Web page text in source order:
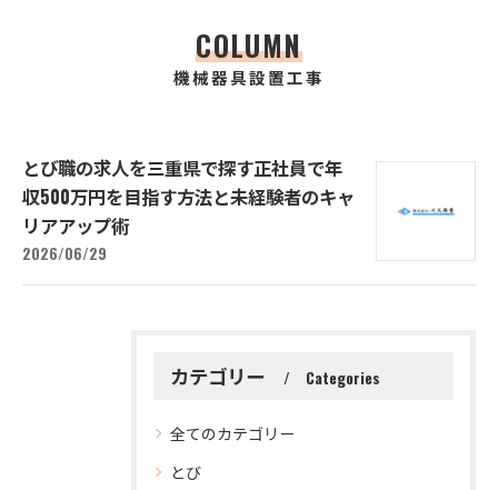
COLUMN
機械器具設置工事
とび職の求人を三重県で探す正社員で年
収500万円を目指す方法と未経験者のキャ
リアアップ術
2026/06/29
カテゴリー Categories
全てのカテゴリー
とび